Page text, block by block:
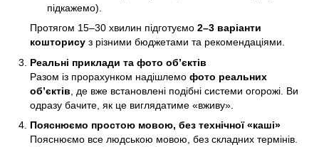
підкажемо).
Протягом 15–30 хвилин підготуємо 2–3 варіанти
кошторису з різними бюджетами та рекомендаціями.
Реальні приклади та фото об’єктів
Разом із прорахунком надішлемо фото реальних
об’єктів , де вже встановлені подібні системи огорожі. Ви
одразу бачите, як це виглядатиме «вживу».
Пояснюємо простою мовою, без технічної «каші»
Пояснюємо все людською мовою, без складних термінів.